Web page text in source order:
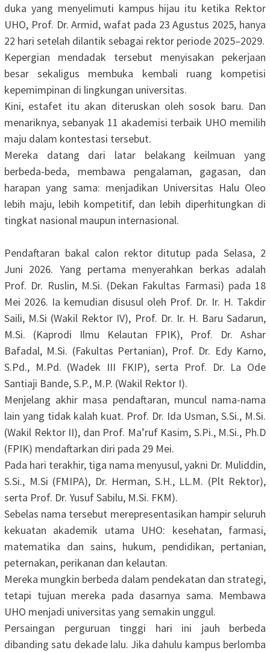
duka yang menyelimuti kampus hijau itu ketika Rektor
UHO, Prof. Dr. Armid, wafat pada 23 Agustus 2025, hanya
22 hari setelah dilantik sebagai rektor periode 2025–2029.
‎Kepergian mendadak tersebut menyisakan pekerjaan
besar sekaligus membuka kembali ruang kompetisi
kepemimpinan di lingkungan universitas.
‎Kini, estafet itu akan diteruskan oleh sosok baru. Dan
menariknya, sebanyak 11 akademisi terbaik UHO memilih
maju dalam kontestasi tersebut.
‎Mereka datang dari latar belakang keilmuan yang
berbeda-beda, membawa pengalaman, gagasan, dan
harapan yang sama: menjadikan Universitas Halu Oleo
lebih maju, lebih kompetitif, dan lebih diperhitungkan di
tingkat nasional maupun internasional.
‎Pendaftaran bakal calon rektor ditutup pada Selasa, 2
Juni 2026. Yang pertama menyerahkan berkas adalah
Prof. Dr. Ruslin, M.Si. (Dekan Fakultas Farmasi) pada 18
Mei 2026. Ia kemudian disusul oleh Prof. Dr. Ir. H. Takdir
Saili, M.Si (Wakil Rektor IV), Prof. Dr. Ir. H. Baru Sadarun,
M.Si. (Kaprodi Ilmu Kelautan FPIK), Prof. Dr. Ashar
Bafadal, M.Si. (Fakultas Pertanian), Prof. Dr. Edy Karno,
S.Pd., M.Pd. (Wadek III FKIP), serta Prof. Dr. La Ode
Santiaji Bande, S.P., M.P. (Wakil Rektor I).
‎Menjelang akhir masa pendaftaran, muncul nama-nama
lain yang tidak kalah kuat. Prof. Dr. Ida Usman, S.Si., M.Si.
(Wakil Rektor II), dan Prof. Ma’ruf Kasim, S.Pi., M.Si., Ph.D
(FPIK) mendaftarkan diri pada 29 Mei.
‎Pada hari terakhir, tiga nama menyusul, yakni Dr. Muliddin,
S.Si., M.Si (FMIPA), Dr. Herman, S.H., LL.M. (Plt Rektor),
serta Prof. Dr. Yusuf Sabilu, M.Si. FKM).
‎Sebelas nama tersebut merepresentasikan hampir seluruh
kekuatan akademik utama UHO: kesehatan, farmasi,
matematika dan sains, hukum, pendidikan, pertanian,
peternakan, perikanan dan kelautan.
‎Mereka mungkin berbeda dalam pendekatan dan strategi,
tetapi tujuan mereka pada dasarnya sama. Membawa
UHO menjadi universitas yang semakin unggul.
‎Persaingan perguruan tinggi hari ini jauh berbeda
dibanding satu dekade lalu. Jika dahulu kampus berlomba